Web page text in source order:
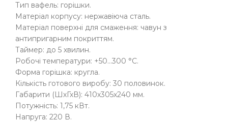
Тип вафель: горішки.
Матеріал корпусу: нержавіюча сталь.
Матеріал поверхні для смаження: чавун з
антипригарним покриттям.
Таймер: до 5 хвилин.
Робочі температури: +50…300 °С.
Форма горішка: кругла.
Кількість готового виробу: 30 половинок.
Габарити (ШхГхВ): 410х305х240 мм.
Потужність: 1,75 кВт.
Напруга: 220 В.